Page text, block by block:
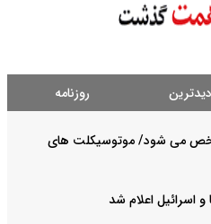
روزنامه
می شود/ موتوسیکلت های